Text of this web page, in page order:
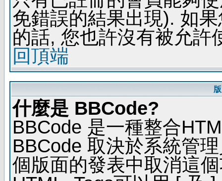
免錯誤的結果出現). 如
的話, 您也許沒有被允許
回頂端
什麼是 BBCode?
BBCode 是一種整合
BBCode 取決於系統管
個版面的發表中取消這